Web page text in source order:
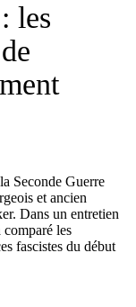
les
Seconde Guerre
et ancien
Dans un entretien
les
fascistes du début